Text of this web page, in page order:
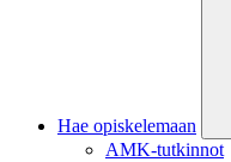
Hae opiskelemaan
AMK-tutkinnot